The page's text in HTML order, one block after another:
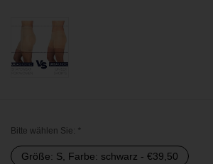
Bitte wählen Sie: *
Größe: S, Farbe: schwarz - €39,50